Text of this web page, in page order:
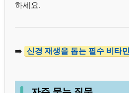
하세요.
➡️ 신경 재생을 돕는 필수 비타